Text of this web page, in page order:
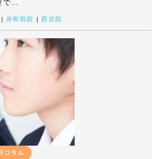
で…
岸和田院 西宮院
コラム